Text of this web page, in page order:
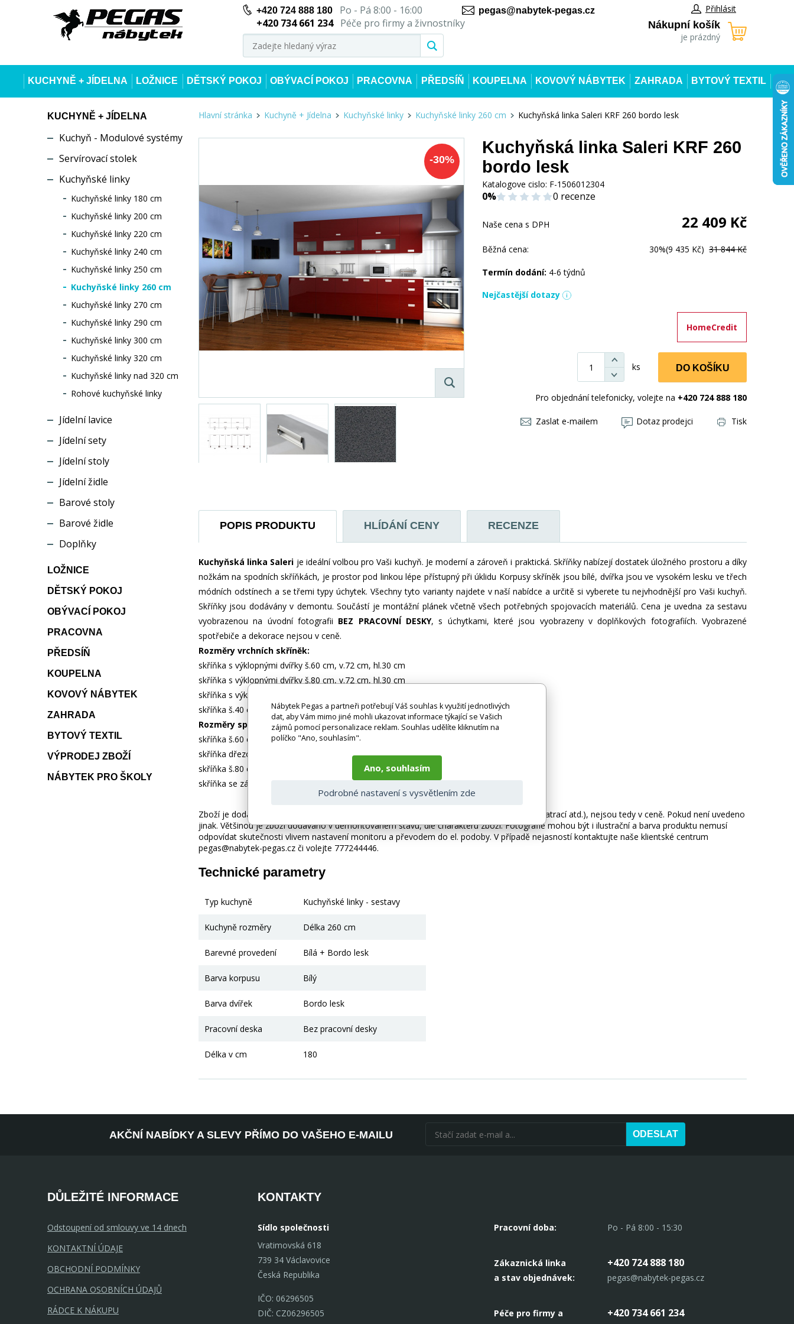
+420 724 888 180Po - Pá 8:00 - 16:00
+420 734 661 234
Péče pro firmy a živnostníky
pegas@nabytek-pegas.cz Přihlásit
Nákupní košík
je prázdný
KUCHYNĚ + JÍDELNA LOŽNICE DĚTSKÝ POKOJ OBÝVACÍ POKOJ PRACOVNA PŘEDSÍŇ KOUPELNA KOVOVÝ NÁBYTEK ZAHRADA BYTOVÝ TEXTIL
KUCHYNĚ + JÍDELNA
Kuchyň - Modulové systémy
Servírovací stolek
Kuchyňské linky
Kuchyňské linky 180 cm
Kuchyňské linky 200 cm
Kuchyňské linky 220 cm
Kuchyňské linky 240 cm
Kuchyňské linky 250 cm
Kuchyňské linky 260 cm
Kuchyňské linky 270 cm
Kuchyňské linky 290 cm
Kuchyňské linky 300 cm
Kuchyňské linky 320 cm
Kuchyňské linky nad 320 cm
Rohové kuchyňské linky
Jídelní lavice
Jídelní sety
Jídelní stoly
Jídelní židle
Barové stoly
Barové židle
Doplňky
LOŽNICE
DĚTSKÝ POKOJ
OBÝVACÍ POKOJ
PRACOVNA
PŘEDSÍŇ
KOUPELNA
KOVOVÝ NÁBYTEK
ZAHRADA
BYTOVÝ TEXTIL
VÝPRODEJ ZBOŽÍ
NÁBYTEK PRO ŠKOLY
Hlavní stránka Kuchyně + Jídelna Kuchyňské linky Kuchyňské linky 260 cm Kuchyňská linka Saleri KRF 260 bordo lesk
-30%
Kuchyňská linka Saleri KRF 260
bordo lesk
Katalogove cislo: F-1506012304
0% 0 recenze
Naše cena s DPH 22 409 Kč
Běžná cena: 30%(9 435 Kč) 31 844 Kč
Termín dodání: 4-6 týdnů
Nejčastější dotazy
HomeCredit
ks DO KOŠÍKU
Pro objednání telefonicky, volejte na +420 724 888 180
Zaslat e-mailem Dotaz prodejci Tisk
POPIS PRODUKTU HLÍDÁNÍ CENY RECENZE
Kuchyňská linka Saleri je ideální volbou pro Vaši kuchyň. Je moderní a zároveň i praktická. Skříňky nabízejí dostatek úložného prostoru a díky
nožkám na spodních skříňkách, je prostor pod linkou lépe přístupný při úklidu Korpusy skříněk jsou bílé, dvířka jsou ve vysokém lesku ve třech
módních odstínech a se třemi typy úchytek. Všechny tyto varianty najdete v naší nabídce a určitě si vyberete tu nejvhodnější pro Vaši kuchyň.
Skříňky jsou dodávány v demontu. Součástí je montážní plánek včetně všech potřebných spojovacích materiálů. Cena je uvedna za sestavu
vyobrazenou na úvodní fotografii BEZ PRACOVNÍ DESKY, s úchytkami, které jsou vyobrazeny v doplňkových fotografiích. Vyobrazené
spotřebiče a dekorace nejsou v ceně.
Rozměry vrchních skříněk:
skříňka s výklopnými dvířky š.60 cm, v.72 cm, hl.30 cm
skříňka s výklopnými dvířky š.80 cm, v.72 cm, hl.30 cm
skříňka s výklopnými dvířky š.80 cm, v.72 cm, hl.30 cm
skříňka š.40 cm, v.72 cm, hl.30 cm
Rozměry spodních skříněk:
skříňka š.60 cm, v.83 cm, hl.50 cm
skříňka dřezová š.80 cm, v.83 cm, hl.50 cm
skříňka š.80 cm, v.83 cm, hl.50 cm
skříňka se zásuvkami š.40 cm, v.83 cm, hl.50 cm
Zboží je dodáváno bez doplňků a dekorací (např. textilních doplňků, spotřebičů, baterie, matrací atd.), nejsou tedy v ceně. Pokud není uvedeno
jinak. Většinou je zboží dodáváno v demontovaném stavu, dle charakteru zboží. Fotografie mohou být i ilustrační a barva produktu nemusí
odpovídat skutečnosti vlivem nastavení monitoru a převodem do el. podoby. V případě nejasností kontaktujte naše klientské centrum
pegas@nabytek-pegas.cz či volejte 777244446.
Technické parametry
Typ kuchyně Kuchyňské linky - sestavy
Kuchyně rozměry Délka 260 cm
Barevné provedení Bílá + Bordo lesk
Barva korpusu Bílý
Barva dvířek Bordo lesk
Pracovní deska Bez pracovní desky
Délka v cm 180
AKČNÍ NABÍDKY A SLEVY PŘÍMO DO VAŠEHO E-MAILU ODESLAT
DŮLEŽITÉ INFORMACE
Odstoupení od smlouvy ve 14 dnech
KONTAKTNÍ ÚDAJE
OBCHODNÍ PODMÍNKY
OCHRANA OSOBNÍCH ÚDAJŮ
RÁDCE K NÁKUPU
KONTAKTY
Sídlo společnosti
Vratimovská 618
739 34 Václavovice
Česká Republika
IČO: 06296505
DIČ: CZ06296505
Pracovní doba: Po - Pá 8:00 - 15:30
Zákaznická linka
a stav objednávek:
+420 724 888 180
pegas@nabytek-pegas.cz
Péče pro firmy a
+420 734 661 234
Nábytek Pegas a partneři potřebují Váš souhlas k využití jednotlivých
dat, aby Vám mimo jiné mohli ukazovat informace týkající se Vašich
zájmů pomocí personalizace reklam. Souhlas udělíte kliknutím na
políčko "Ano, souhlasím".
Ano, souhlasím
Podrobné nastavení s vysvětlením zde